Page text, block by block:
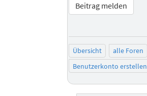
Beitrag melden
Übersicht alle Foren
Benutzerkonto erstellen